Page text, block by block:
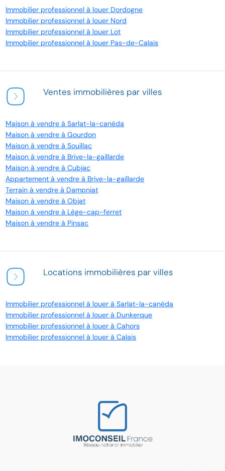
Immobilier professionnel à louer Dordogne
Immobilier professionnel à louer Nord
Immobilier professionnel à louer Lot
Immobilier professionnel à louer Pas-de-Calais
Ventes immobilières par villes
Maison à vendre à Sarlat-la-canéda
Maison à vendre à Gourdon
Maison à vendre à Souillac
Maison à vendre à Brive-la-gaillarde
Maison à vendre à Cubjac
Appartement à vendre à Brive-la-gaillarde
Terrain à vendre à Dampniat
Maison à vendre à Objat
Maison à vendre à Lège-cap-ferret
Maison à vendre à Pinsac
Locations immobilières par villes
Immobilier professionnel à louer à Sarlat-la-canéda
Immobilier professionnel à louer à Dunkerque
Immobilier professionnel à louer à Cahors
Immobilier professionnel à louer à Calais